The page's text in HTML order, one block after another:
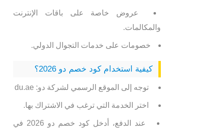
عروض خاصة على باقات الإنترنت
والمكالمات.
خصومات على خدمات التجوال الدولي.
كيفية استخدام كود خصم دو 2026؟
توجه إلى الموقع الرسمي لشركة دو: du.ae
اختر الخدمة التي ترغب في الاشتراك بها.
عند الدفع، أدخل كود خصم دو 2026 في